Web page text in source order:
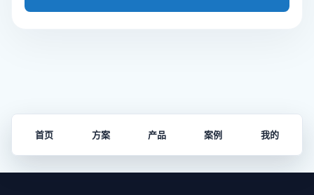
首页 方案 产品 案例 我的